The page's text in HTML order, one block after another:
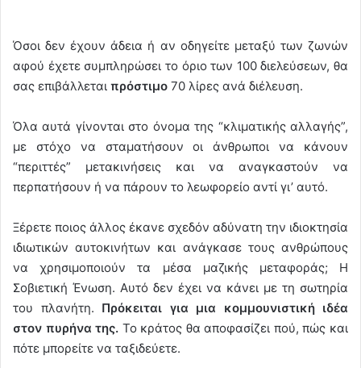
Όσοι δεν έχουν άδεια ή αν οδηγείτε μεταξύ των ζωνών
αφού έχετε συμπληρώσει το όριο των 100 διελεύσεων, θα
σας επιβάλλεται πρόστιμο 70 λίρες ανά διέλευση.
Όλα αυτά γίνονται στο όνομα της “κλιματικής αλλαγής”,
με στόχο να σταματήσουν οι άνθρωποι να κάνουν
“περιττές” μετακινήσεις και να αναγκαστούν να
περπατήσουν ή να πάρουν το λεωφορείο αντί γι’ αυτό.
Ξέρετε ποιος άλλος έκανε σχεδόν αδύνατη την ιδιοκτησία
ιδιωτικών αυτοκινήτων και ανάγκασε τους ανθρώπους
να χρησιμοποιούν τα μέσα μαζικής μεταφοράς; Η
Σοβιετική Ένωση. Αυτό δεν έχει να κάνει με τη σωτηρία
του πλανήτη. Πρόκειται για μια κομμουνιστική ιδέα
στον πυρήνα της. Το κράτος θα αποφασίζει πού, πώς και
πότε μπορείτε να ταξιδεύετε.